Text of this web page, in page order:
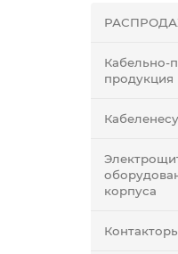
Кабельно-
продукция
корпуса